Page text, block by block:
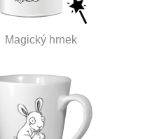
Magický hrnek